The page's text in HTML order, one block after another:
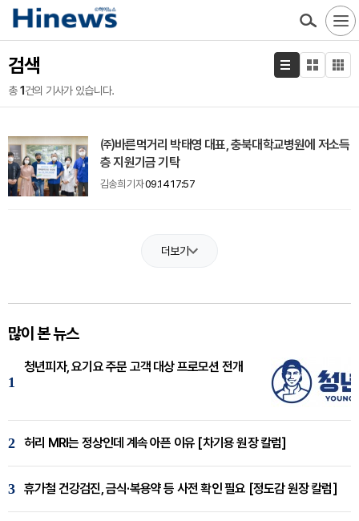
검색
총1 건의 기사가 있습니다.
㈜바른먹거리 박태영 대표, 충북대학교병원에 저소득
층 지원기금 기탁
김송희 기자09.14 17:57
더보기
많이 본 뉴스
1
청년피자, 요기요 주문 고객 대상 프로모션 전개
2 허리 MRI는 정상인데 계속 아픈 이유 [차기용 원장 칼럼]
3 휴가철 건강검진, 금식·복용약 등 사전 확인 필요 [정도감 원장 칼럼]